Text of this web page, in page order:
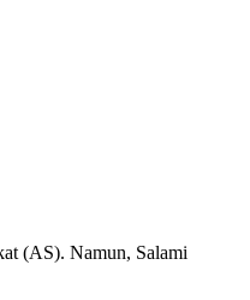
(AS). Namun, Salami